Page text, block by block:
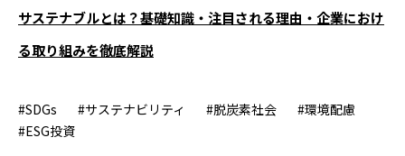
サステナブルとは？基礎知識・注目される理由・企業におけ
る取り組みを徹底解説
#SDGs #サステナビリティ #脱炭素社会
#環境配慮
#ESG投資